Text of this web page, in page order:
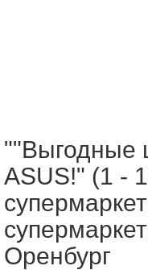
""Выгодные
ASUS!" (1 -
Оренбург